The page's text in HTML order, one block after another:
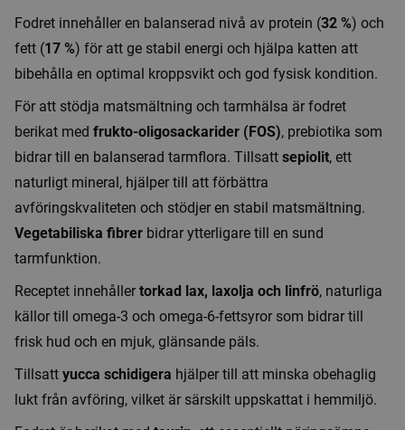
Fodret innehåller en balanserad nivå av protein (32 %) och
fett (17 %) för att ge stabil energi och hjälpa katten att
bibehålla en optimal kroppsvikt och god fysisk kondition.
För att stödja matsmältning och tarmhälsa är fodret
berikat med frukto-oligosackarider (FOS), prebiotika som
bidrar till en balanserad tarmflora. Tillsatt sepiolit, ett
naturligt mineral, hjälper till att förbättra
avföringskvaliteten och stödjer en stabil matsmältning.
Vegetabiliska fibrer bidrar ytterligare till en sund
tarmfunktion.
Receptet innehåller torkad lax, laxolja och linfrö, naturliga
källor till omega-3 och omega-6-fettsyror som bidrar till
frisk hud och en mjuk, glänsande päls.
Tillsatt yucca schidigera hjälper till att minska obehaglig
lukt från avföring, vilket är särskilt uppskattat i hemmiljö.